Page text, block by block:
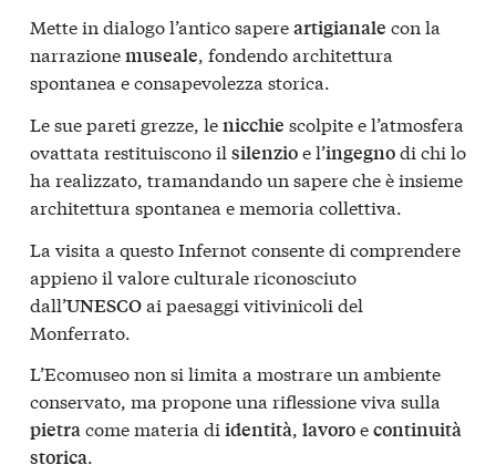
Mette in dialogo l’antico sapereartigianale con la
narrazionemuseale, fondendo architettura
spontanea e consapevolezza storica.
Le sue pareti grezze, lenicchie scolpite e l’atmosfera
ovattata restituiscono il silenzioe l’ingegnodi chi lo
ha realizzato, tramandando un sapere che è insieme
architettura spontanea e memoria collettiva.
La visita a questo Infernot consente di comprendere
appieno il valore culturale riconosciuto
dall’UNESCOai paesaggi vitivinicoli del
Monferrato.
L’Ecomuseo non si limita a mostrare un ambiente
conservato, ma propone una riflessione viva sulla
pietracome materia di identità, lavoroecontinuità
storica.